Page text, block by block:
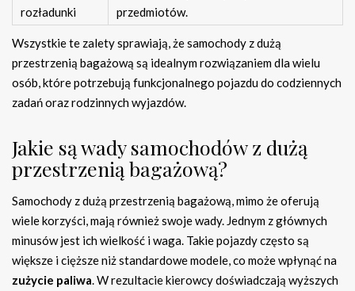
rozładunki
przedmiotów.
Wszystkie te zalety sprawiają, że samochody z dużą
przestrzenią bagażową są idealnym rozwiązaniem dla wielu
osób, które potrzebują funkcjonalnego pojazdu do codziennych
zadań oraz rodzinnych wyjazdów.
Jakie są wady samochodów z dużą
przestrzenią bagażową?
Samochody z dużą przestrzenią bagażową, mimo że oferują
wiele korzyści, mają również swoje wady. Jednym z głównych
minusów jest ich wielkość i waga. Takie pojazdy często są
większe i cięższe niż standardowe modele, co może wpłynąć na
zużycie paliwa. W rezultacie kierowcy doświadczają wyższych